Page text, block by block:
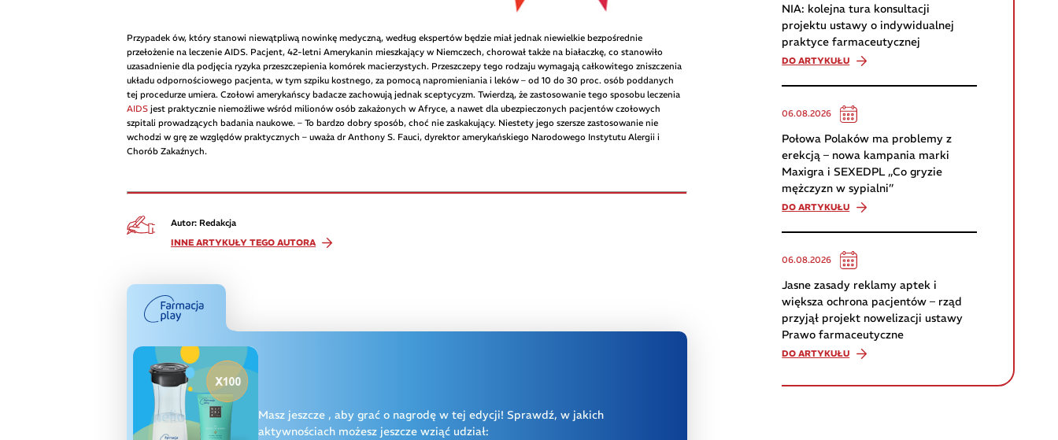
Przypadek ów, który stanowi niewątpliwą nowinkę medyczną, według ekspertów będzie miał jednak niewielkie bezpośrednie
przełożenie na leczenie AIDS. Pacjent, 42-letni Amerykanin mieszkający w Niemczech, chorował także na białaczkę, co stanowiło
uzasadnienie dla podjęcia ryzyka przeszczepienia komórek macierzystych. Przeszczepy tego rodzaju wymagają całkowitego zniszczenia
układu odpornościowego pacjenta, w tym szpiku kostnego, za pomocą napromieniania i leków – od 10 do 30 proc. osób poddanych
tej procedurze umiera. Czołowi amerykańscy badacze zachowują jednak sceptycyzm. Twierdzą, że zastosowanie tego sposobu leczenia
AIDSjest praktycznie niemożliwe wśród milionów osób zakażonych w Afryce, a nawet dla ubezpieczonych pacjentów czołowych
szpitali prowadzących badania naukowe. – To bardzo dobry sposób, choć nie zaskakujący. Niestety jego szersze zastosowanie nie
wchodzi w grę ze względów praktycznych – uważa dr Anthony S. Fauci, dyrektor amerykańskiego Narodowego Instytutu Alergii i
Chorób Zakaźnych.
Autor: Redakcja
INNE ARTYKUŁY TEGO AUTORA
Masz jeszcze , aby grać o nagrodę w tej edycji! Sprawdź, w jakich
aktywnościach możesz jeszcze wziąć udział:
NIA: kolejna tura konsultacji
projektu ustawy o indywidualnej
praktyce farmaceutycznej
DO ARTYKUŁU
06.08.2026
Połowa Polaków ma problemy z
erekcją – nowa kampania marki
Maxigra i SEXEDPL „Co gryzie
mężczyzn w sypialni”
DO ARTYKUŁU
06.08.2026
Jasne zasady reklamy aptek i
większa ochrona pacjentów – rząd
przyjął projekt nowelizacji ustawy
Prawo farmaceutyczne
DO ARTYKUŁU